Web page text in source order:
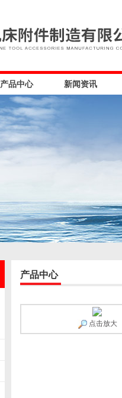
产品中心 新闻资讯
产品中心
点击放大